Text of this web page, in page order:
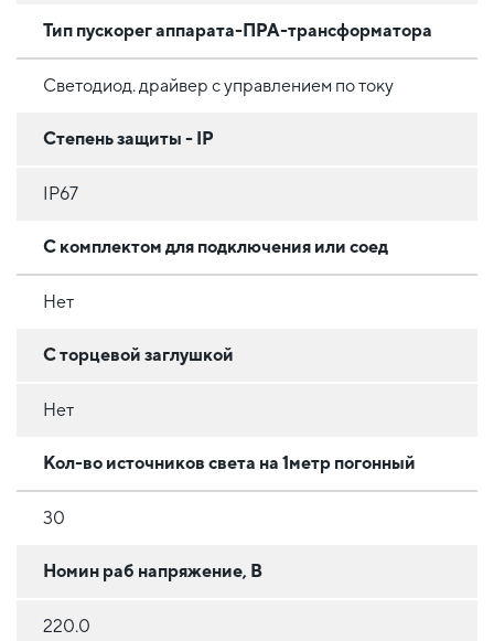
Тип пускорег аппарата-ПРА-трансформатора
Светодиод. драйвер с управлением по току
Степень защиты - IP
IP67
С комплектом для подключения или соед
Нет
С торцевой заглушкой
Нет
Кол-во источников света на 1метр погонный
30
Номин раб напряжение, В
220.0